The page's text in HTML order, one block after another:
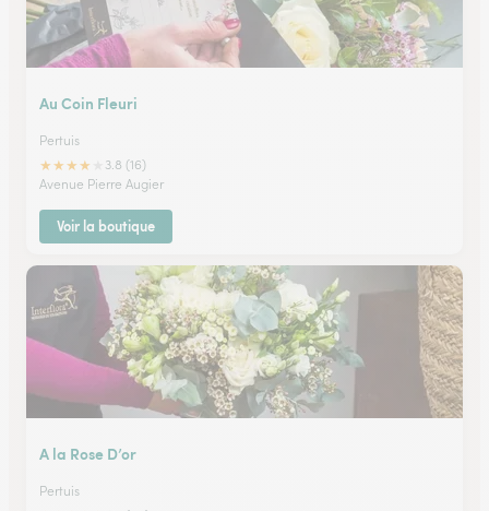
Au Coin Fleuri
Pertuis
★★★★
3.8 (16)
Avenue Pierre Augier
Voir la boutique
A la Rose D’or
Pertuis